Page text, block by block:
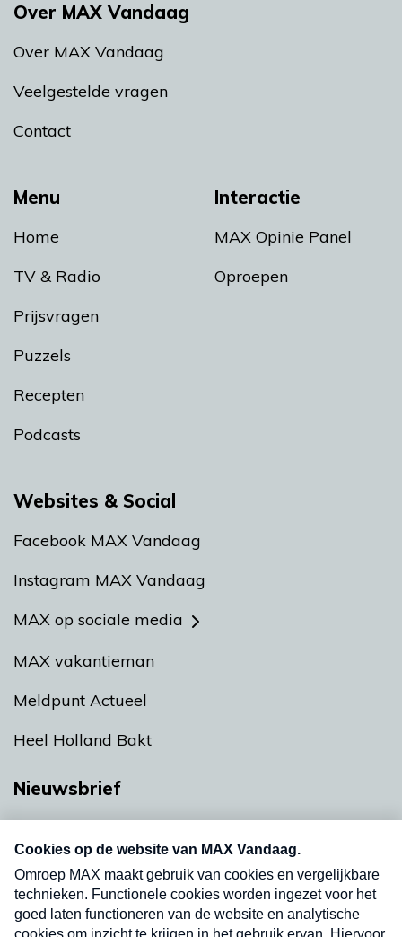
Menu
Home
TV & Radio
Prijsvragen
Puzzels
Recepten
Podcasts
Interactie
MAX Opinie Panel
Oproepen
Over MAX Vandaag
Over MAX Vandaag
Veelgestelde vragen
Contact
Websites & Social
Facebook MAX Vandaag
Instagram MAX Vandaag
MAX op sociale media
MAX vakantieman
Meldpunt Actueel
Heel Holland Bakt
Nieuwsbrief
nieuwsbrief. Elke vrijdag- en dinsdagochtend in
uw mailbox.
Verzend